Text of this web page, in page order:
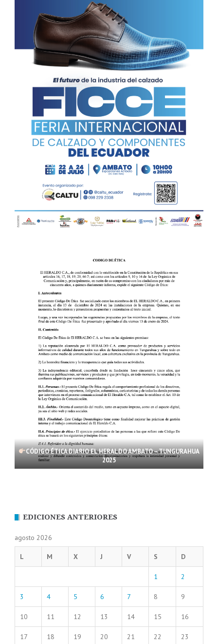
CÓDIGO ÉTICA DIARIO EL HERALDO AMBATO – TUNGURAHUA
2025
EDICIONES ANTERIORES
agosto 2026
L M X J V S D
1 2
3 4 5 6 7 8 9
10 11 12 13 14 15 16
17 18 19 20 21 22 23